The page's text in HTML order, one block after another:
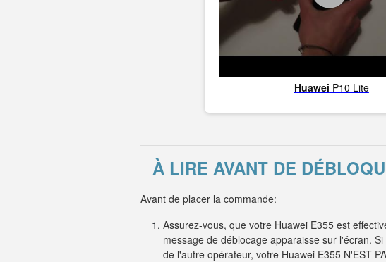
Huawei P10 Lite
À LIRE AVANT DE
Avant de placer la commande:
Assurez-vous, que votre Huawei E355 est
message de déblocage apparaisse sur l'écran.
de l'autre opérateur, votre Huawei E355 N'EST